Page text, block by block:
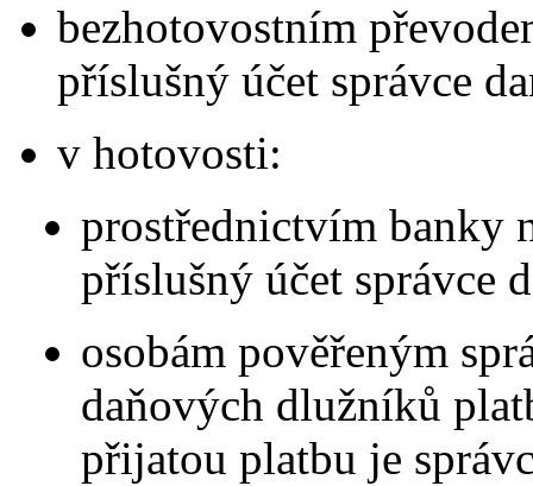
bezhotovostním
příslušný účet správce
v hotovosti:
prostřednictvím banky
příslušný účet správce
osobám pověřeným
daňových dlužníků
přijatou platbu je